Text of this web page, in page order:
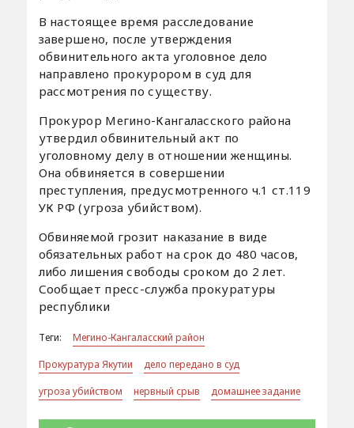
В настоящее время расследование
завершено, после утверждения
обвинительного акта уголовное дело
направлено прокурором в суд для
рассмотрения по существу.
Прокурор Мегино-Кангаласского района
утвердил обвинительный акт по
уголовному делу в отношении женщины.
Она обвиняется в совершении
преступления, предусмотренного ч.1 ст.119
УК РФ (угроза убийством).
Обвиняемой грозит наказание в виде
обязательных работ на срок до 480 часов,
либо лишения свободы сроком до 2 лет.
Сообщает пресс-служба прокуратуры
республики
Теги:
Мегино-Кангаласский район
Прокуратура Якутии
дело передано в суд
угроза убийством
нервный срыв домашнее задание